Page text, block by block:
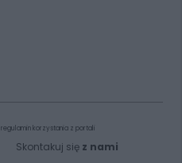
regulamin korzystania z portali
Skontakuj się z nami